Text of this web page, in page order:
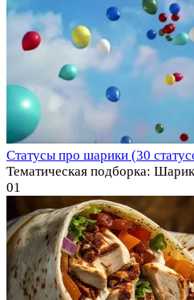
Статусы про шарики (30
Тематическая подборка:
01